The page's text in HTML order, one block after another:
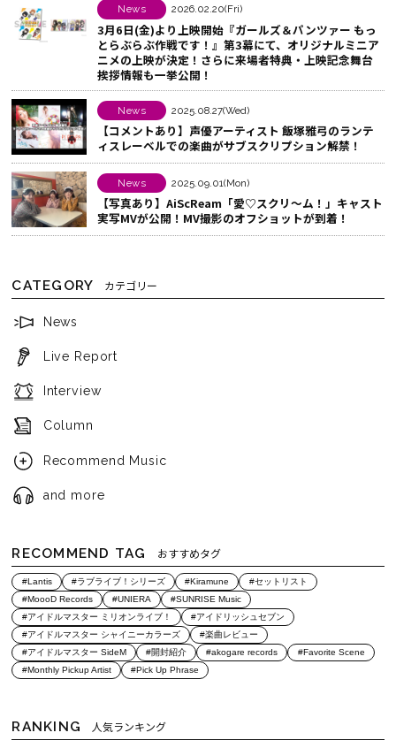
シ
ェ
ア
す
る
News 2026.02.20(Fri)
3月6日(金)より上映開始『ガールズ＆パンツァー もっ
とらぶらぶ作戦です！』第3幕にて、オリジナルミニア
ニメの上映が決定！さらに来場者特典・上映記念舞台
挨拶情報も一挙公開！
News 2025.08.27(Wed)
【コメントあり】声優アーティスト 飯塚雅弓のランテ
ィスレーベルでの楽曲がサブスクリプション解禁！
News 2025.09.01(Mon)
【写真あり】AiScReam「愛♡スクリ～ム！」キャスト
実写MVが公開！MV撮影のオフショットが到着！
CATEGORY カテゴリー
News
Live Report
Interview
Column
Recommend Music
and more
RECOMMEND TAG おすすめタグ
#Lantis #ラブライブ！シリーズ #Kiramune
#セットリスト
#MoooD Records
#UNIERA
#SUNRISE Music
#アイドルマスター ミリオンライブ！
#アイドリッシュセブン
#アイドルマスター シャイニーカラーズ
#楽曲レビュー
#アイドルマスター SideM
#開封紹介 #akogare records
#Favorite Scene
#Monthly Pickup Artist
#Pick Up Phrase
RANKING 人気ランキング